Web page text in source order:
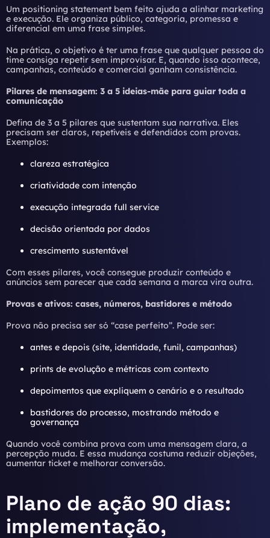
Um positioning statement bem feito ajuda a alinhar marketing
e execução. Ele organiza público, categoria, promessa e
diferencial em uma frase simples.
Na prática, o objetivo é ter uma frase que qualquer pessoa do
time consiga repetir sem improvisar. E, quando isso acontece,
campanhas, conteúdo e comercial ganham consistência.
Pilares de mensagem: 3 a 5 ideias-mãe para guiar toda a
comunicação
Defina de 3 a 5 pilares que sustentam sua narrativa. Eles
precisam ser claros, repetíveis e defendidos com provas.
Exemplos:
clareza estratégica
criatividade com intenção
execução integrada full service
decisão orientada por dados
crescimento sustentável
Com esses pilares, você consegue produzir conteúdo e
anúncios sem parecer que cada semana a marca vira outra.
Provas e ativos: cases, números, bastidores e método
Prova não precisa ser só “case perfeito”. Pode ser:
antes e depois (site, identidade, funil, campanhas)
prints de evolução e métricas com contexto
depoimentos que expliquem o cenário e o resultado
bastidores do processo, mostrando método e
governança
Quando você combina prova com uma mensagem clara, a
percepção muda. E essa mudança costuma reduzir objeções,
aumentar ticket e melhorar conversão.
Plano de ação 90 dias:
implementação,